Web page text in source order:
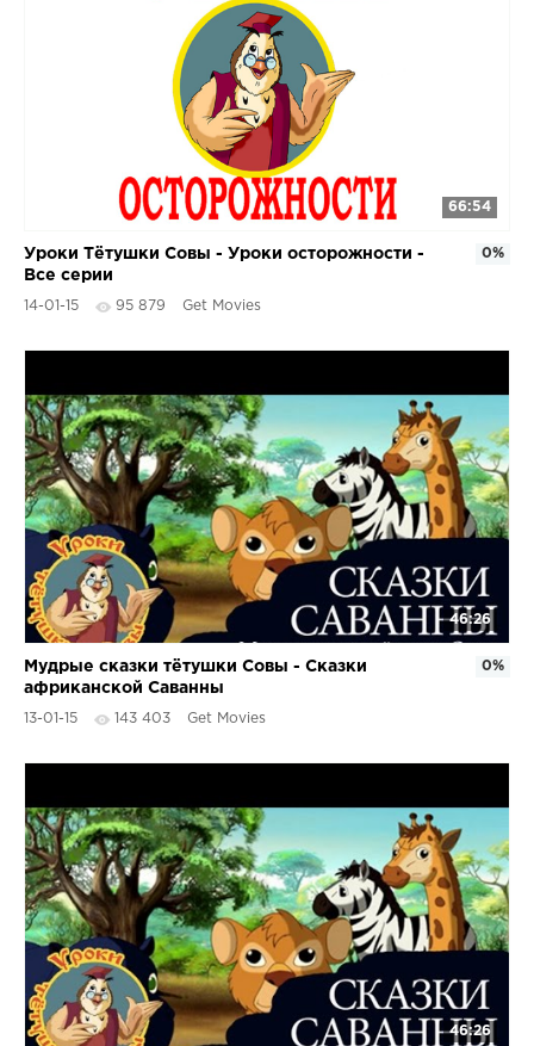
66:54
Уроки Тётушки Совы - Уроки осторожности -
Все серии
14-01-15 95 879 Get Movies
0%
46:26
Мудрые сказки тётушки Совы - Сказки
африканской Саванны
13-01-15 143 403 Get Movies
0%
46:26